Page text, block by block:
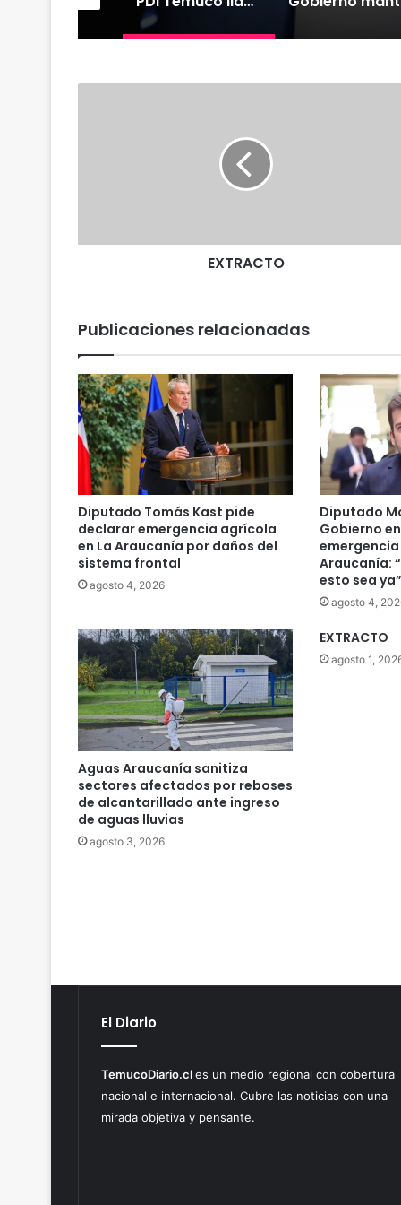
EXTRACTO
Publicaciones relacionadas
Diputado Tomás Kast pide
declarar emergencia agrícola
en La Araucanía por daños del
sistema frontal
agosto 4, 2026
Diputado
Gobierno
Araucanía:
esto sea ya”
agosto 4,
Aguas Araucanía sanitiza
sectores afectados por reboses
de alcantarillado ante ingreso
de aguas lluvias
agosto 3, 2026
EXTRACTO
agosto 1,
El Diario
TemucoDiario.cles un medio regional con cobertura
nacional e internacional. Cubre las noticias con una
mirada objetiva y pensante.